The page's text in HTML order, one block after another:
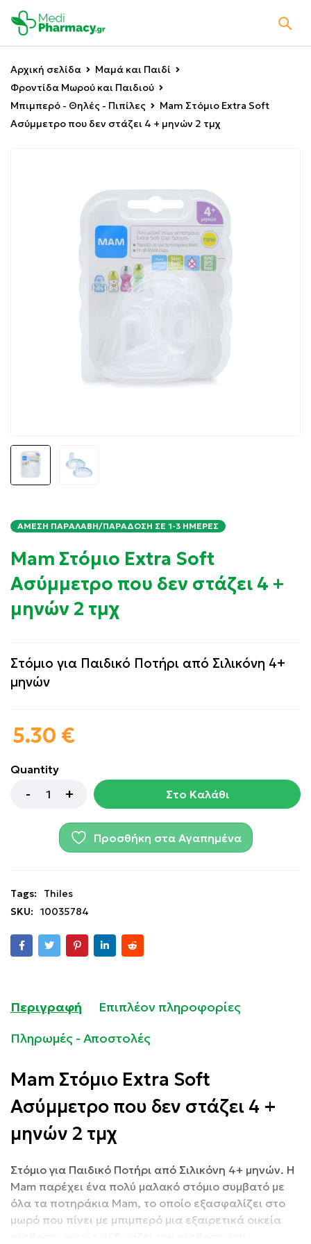
Αρχική σελίδα
Μαμά και Παιδί
Φροντίδα Μωρού και Παιδιού
Μπιμπερό - Θηλές - Πιπίλες
Mam Στόμιο Extra Soft
Ασύμμετρο που δεν στάζει 4 + μηνών 2 τμχ
ΆΜΕΣΗ ΠΑΡΑΛΑΒΉ/ΠΑΡΆΔΟΣΗ ΣΕ 1-3 ΗΜΈΡΕΣ
Mam Στόμιο Extra Soft
Ασύμμετρο που δεν στάζει 4 +
μηνών 2 τμχ
Στόμιο για Παιδικό Ποτήρι από Σιλικόνη 4+
μηνών
5.30 €
Quantity
Στο Καλάθι
Προσθήκη στα Αγαπημένα
Tags:
Thiles
SKU:
10035784
Περιγραφή
Επιπλέον πληροφορίες
Πληρωμές - Αποστολές
Mam Στόμιο Extra Soft
Ασύμμετρο που δεν στάζει 4 +
μηνών 2 τμχ
Στόμιο για Παιδικό Ποτήρι από Σιλικόνη 4+ μηνών. Η
Mam παρέχει ένα πολύ μαλακό στόμιο συμβατό με
όλα τα ποτηράκια Mam, το οποίο εξασφαλίζει στο
μωρό που πίνει με μπιμπερό μια εξαιρετικά οικεία